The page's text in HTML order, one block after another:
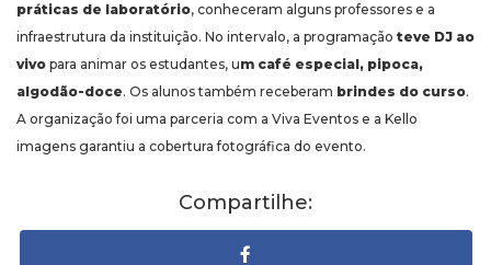
práticas de laboratório, conheceram alguns professores e a
infraestrutura da instituição. No intervalo, a programação teve DJ ao
vivo para animar os estudantes, um café especial, pipoca,
algodão-doce. Os alunos também receberam brindes do curso.
A organização foi uma parceria com a Viva Eventos e a Kello
imagens garantiu a cobertura fotográfica do evento.
Compartilhe: